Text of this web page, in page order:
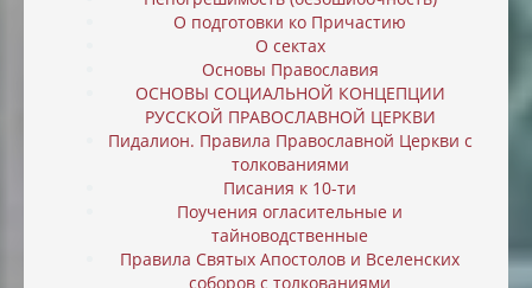
О подготовки ко Причастию
О сектах
Основы Православия
ОСНОВЫ СОЦИАЛЬНОЙ КОНЦЕПЦИИ
РУССКОЙ ПРАВОСЛАВНОЙ ЦЕРКВИ
Пидалион. Правила Православной Церкви с
толкованиями
Писания к 10-ти
Поучения огласительные и
тайноводственные
Правила Святых Апостолов и Вселенских
соборов с толкованиями